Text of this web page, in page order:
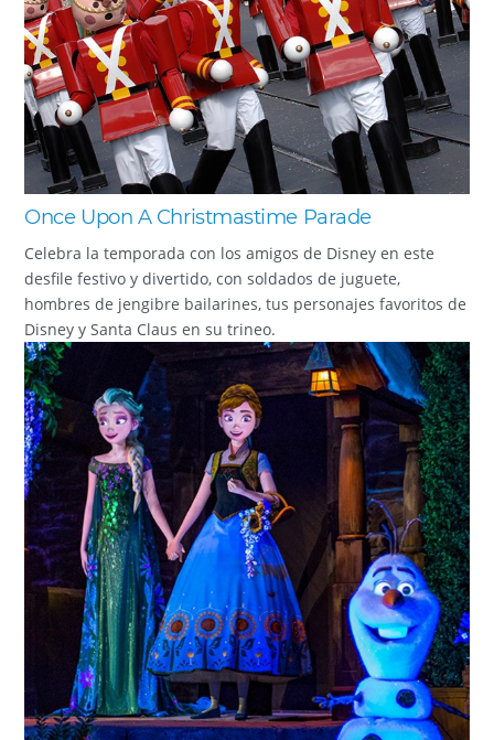
Once Upon A Christmastime Parade
Celebra la temporada con los amigos de Disney en este
desfile festivo y divertido, con soldados de juguete,
hombres de jengibre bailarines, tus personajes favoritos de
Disney y Santa Claus en su trineo.